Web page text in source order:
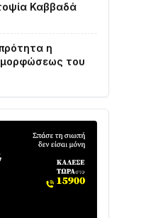
του
που